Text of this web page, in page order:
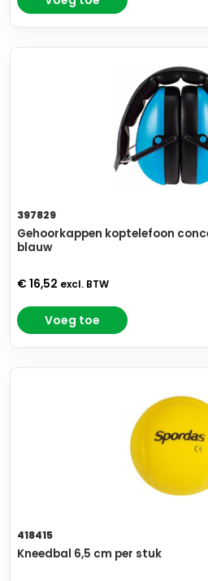
397829
Gehoorkappen koptelefoon
blauw
€ 16,52 excl. BTW
Voeg toe
418415
Kneedbal 6,5 cm per stuk